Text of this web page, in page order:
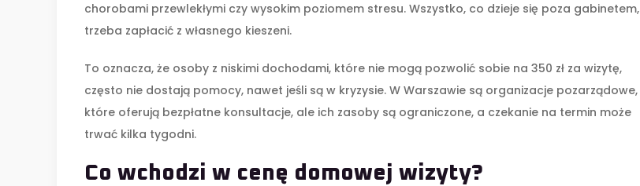
chorobami przewlekłymi czy wysokim poziomem stresu. Wszystko, co dzieje się poza gabinetem,
trzeba zapłacić z własnego kieszeni.
To oznacza, że osoby z niskimi dochodami, które nie mogą pozwolić sobie na 350 zł za wizytę,
często nie dostają pomocy, nawet jeśli są w kryzysie. W Warszawie są organizacje pozarządowe,
które oferują bezpłatne konsultacje, ale ich zasoby są ograniczone, a czekanie na termin może
trwać kilka tygodni.
Co wchodzi w cenę domowej wizyty?